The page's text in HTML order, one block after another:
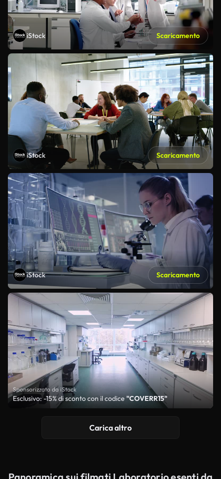
iStock Scaricamento
iStock Scaricamento
iStock Scaricamento
Sponsorizzato da iStock
Esclusivo: -15% di sconto con il codice"COVERR15"
Carica altro